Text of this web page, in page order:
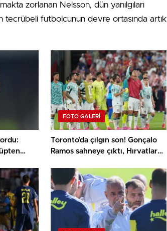
zorlanan Nelsson, dün yanılgıları
futbolcunun devre ortasında artık
FOTO GALERI
Toronto’da çılgın son! Gonçalo
Ramos sahneye çıktı, Hırvatlar